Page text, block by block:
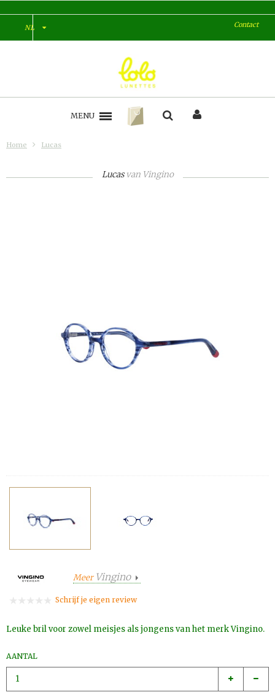
NL Contact
MENU
Home Lucas
Lucas van Vingino
Meer Vingino
Schrijf je eigen review
Leuke bril voor zowel meisjes als jongens van het merk Vingino.
AANTAL